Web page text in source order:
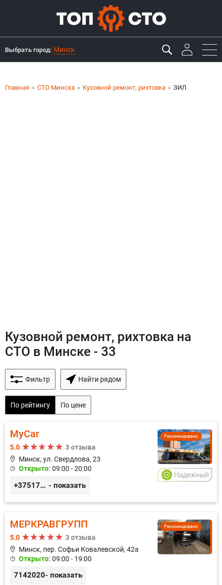
Выбрать город: Минск
Главная СТО Минска Кузовной ремонт, рихтовка ЗИЛ
Кузовной ремонт, рихтовка на
СТО в Минске - 33
Фильтр Найти рядом
По рейтингу По цене
Рекомендовано
MyCar
5.0
3 отзыва
Минск, ул. Свердлова, 23
Открыто: 09:00 - 20:00
+375173212443 - показать
Рекомендовано
МЕРКРАВГРУПП
5.0
3 отзыва
Минск, пер. Софьи Ковалевской, 42а
Открыто: 09:00 - 19:00
7142020- показать